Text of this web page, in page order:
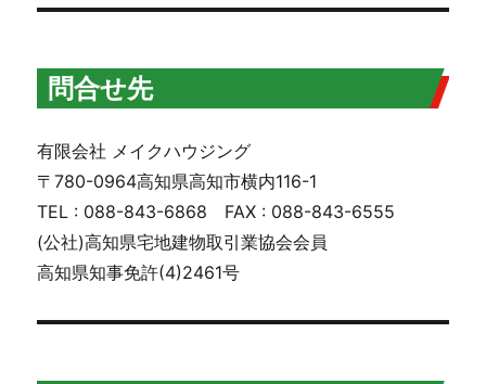
問合せ先
有限会社 メイクハウジング
〒780-0964高知県高知市横内116-1
TEL : 088-843-6868 FAX : 088-843-6555
(公社)高知県宅地建物取引業協会会員
高知県知事免許(4)2461号